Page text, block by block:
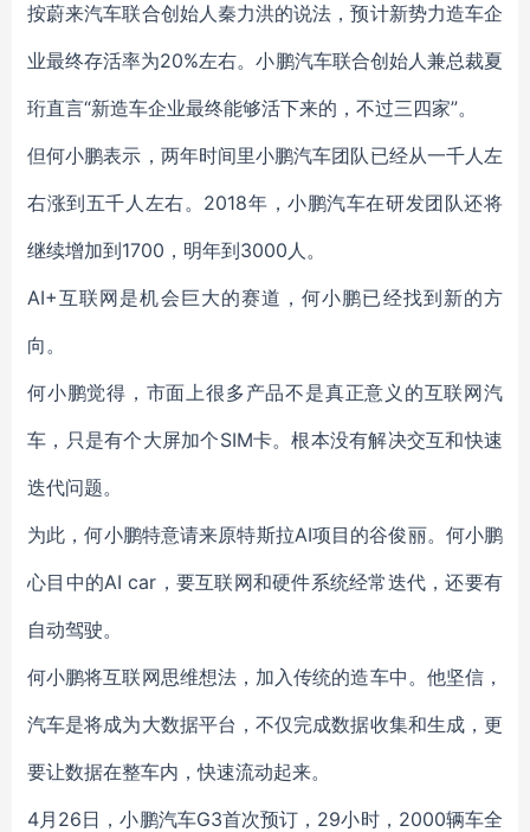
按蔚来汽车联合创始人秦力洪的说法，预计新势力造车企
业最终存活率为20%左右。小鹏汽车联合创始人兼总裁夏
珩直言“新造车企业最终能够活下来的，不过三四家”。
但何小鹏表示，两年时间里小鹏汽车团队已经从一千人左
右涨到五千人左右。2018年，小鹏汽车在研发团队还将
继续增加到1700，明年到3000人。
AI+互联网是机会巨大的赛道，何小鹏已经找到新的方
向。
何小鹏觉得，市面上很多产品不是真正意义的互联网汽
车，只是有个大屏加个SIM卡。根本没有解决交互和快速
迭代问题。
为此，何小鹏特意请来原特斯拉AI项目的谷俊丽。何小鹏
心目中的AI car，要互联网和硬件系统经常迭代，还要有
自动驾驶。
何小鹏将互联网思维想法，加入传统的造车中。他坚信，
汽车是将成为大数据平台，不仅完成数据收集和生成，更
要让数据在整车内，快速流动起来。
4月26日，小鹏汽车G3首次预订，29小时，2000辆车全